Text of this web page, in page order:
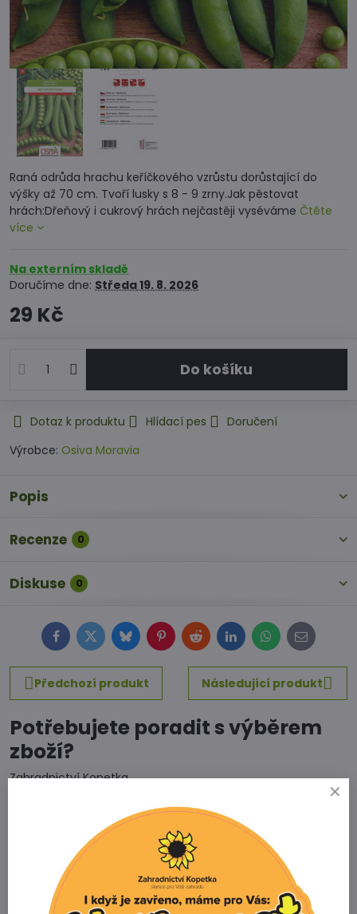
Raná odrůda hrachu keříčkového vzrůstu dorůstající do
výšky až 70 cm. Tvoří lusky s 8 - 9 zrny.Jak pěstovat
hrách:Dřeňový i cukrový hrách nejčastěji vyséváme Čtěte
více
Na externím skladě
Doručíme dne: Středa19. 8. 2026
29 Kč
Do košíku
Dotaz k produktu Hlídací pes
Doručení
Výrobce: Osiva Moravia
Popis
Recenze 0
Diskuse 0
FacebookTwitterBlueskyPinterestRedditLinkedInWhatsApp
E-
mail
Předchozí produkt
Následující produkt
Potřebujete poradit s výběrem
zboží?
Zahradnictví Kopetka
671 75 Loděnice u Moravského Krumlova
Telefon
+420 731 103 985
Prodejna
+420 607 042 662